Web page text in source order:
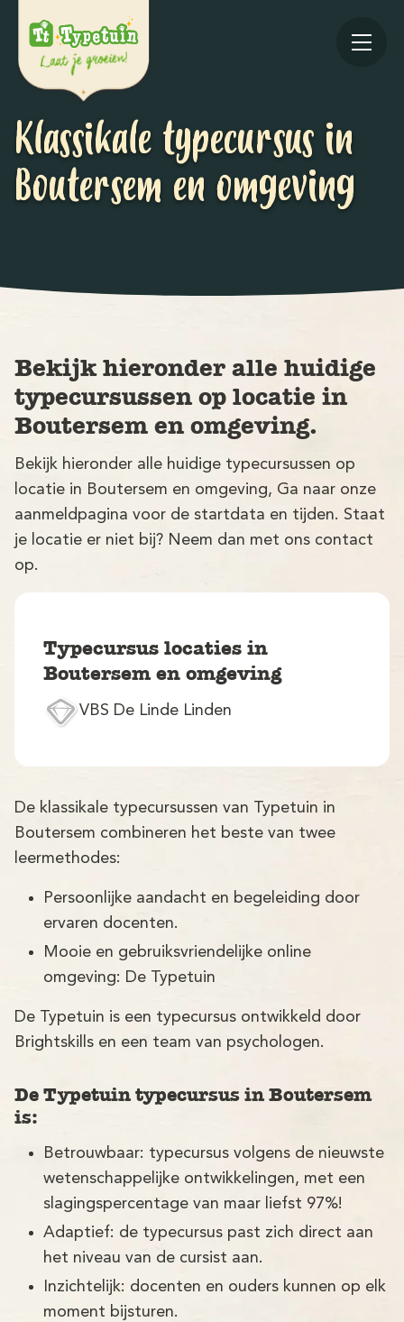
Demo
Klassikale typecursus in
Boutersem en omgeving
Bekijk hieronder alle huidige
typecursussen op locatie in
Boutersem en omgeving.
Bekijk hieronder alle huidige typecursussen op
locatie in Boutersem en omgeving, Ga naar onze
aanmeldpagina voor de startdata en tijden. Staat
je locatie er niet bij? Neem dan met ons contact
op.
Typecursus locaties in
Boutersem en omgeving
VBS De Linde Linden
De klassikale typecursussen van Typetuin in
Boutersem combineren het beste van twee
leermethodes:
Persoonlijke aandacht en begeleiding door
ervaren docenten.
Mooie en gebruiksvriendelijke online
omgeving: De Typetuin
De Typetuin is een typecursus ontwikkeld door
Brightskills en een team van psychologen.
De Typetuin typecursus in Boutersem
is:
Betrouwbaar: typecursus volgens de nieuwste
wetenschappelijke ontwikkelingen, met een
slagingspercentage van maar liefst 97%!
Adaptief: de typecursus past zich direct aan
het niveau van de cursist aan.
Inzichtelijk: docenten en ouders kunnen op elk
moment bijsturen.